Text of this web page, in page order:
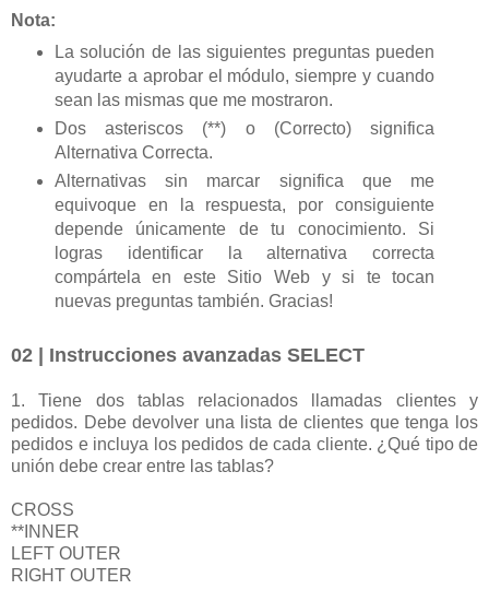
Nota:
La solución de las siguientes preguntas pueden
ayudarte a aprobar el módulo, siempre y cuando
sean las mismas que me mostraron.
Dos asteriscos (**) o (Correcto) significa
Alternativa Correcta.
Alternativas sin marcar significa que me
equivoque en la respuesta, por consiguiente
depende únicamente de tu conocimiento. Si
logras identificar la alternativa correcta
compártela en este Sitio Web y si te tocan
nuevas preguntas también. Gracias!
02 | Instrucciones avanzadas SELECT
1. Tiene dos tablas relacionados llamadas clientes y
pedidos. Debe devolver una lista de clientes que tenga los
pedidos e incluya los pedidos de cada cliente. ¿Qué tipo de
unión debe crear entre las tablas?
CROSS
**INNER
LEFT OUTER
RIGHT OUTER